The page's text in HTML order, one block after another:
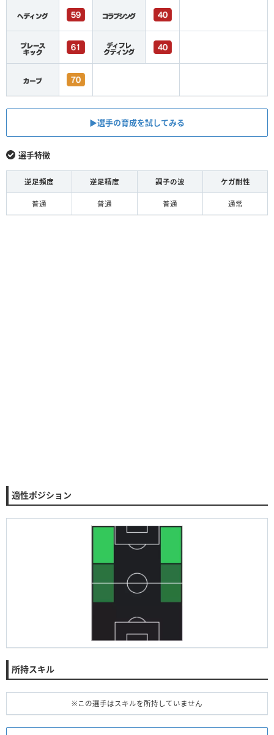
▶︎選手の育成を試してみる
選手特徴
逆足頻度 逆足精度 調子の波 ケガ耐性
普通 普通 普通 通常
適性ポジション
所持スキル
※この選手はスキルを所持していません